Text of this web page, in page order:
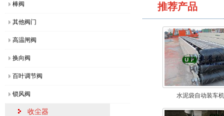
推荐产品
水泥袋自动装车机
棒阀
其他阀门
高温闸阀
换向阀
百叶调节阀
锁风阀
收尘器